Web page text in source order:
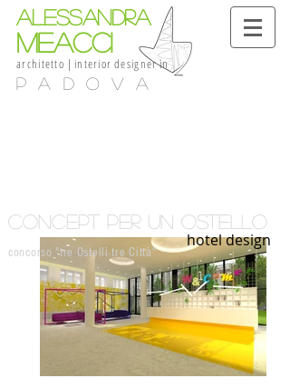
alessandra
meacci
architetto | interior designerin
Padova
concorso "tre Ostelli tre Città"
hotel design
concept per un ostello